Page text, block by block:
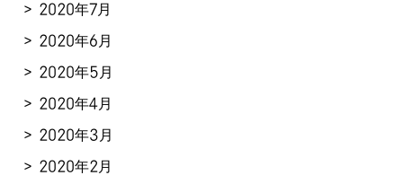
2020年7月
2020年6月
2020年5月
2020年4月
2020年3月
2020年2月